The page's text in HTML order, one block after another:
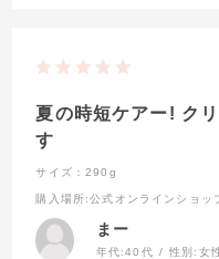
夏の時短ケアー! ク
す
サイズ：290g
購入場所:公式オンラインショッ
まー
年代:40代 性別: 女